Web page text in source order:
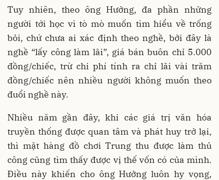
Tuy nhiên, theo ông Hưởng, đa phần những
người tới học vì tò mò muốn tìm hiểu về trống
bỏi, chứ chưa ai xác định theo nghề, bởi đây là
nghề “lấy công làm lãi”, giá bán buôn chỉ 5.000
đồng/chiếc, trừ chi phí tính ra chỉ lãi vài trăm
đồng/chiếc nên nhiều người không muốn theo
đuổi nghề này.
Nhiều năm gần đây, khi các giá trị văn hóa
truyền thống được quan tâm và phát huy trở lại,
thì mặt hàng đồ chơi Trung thu được làm thủ
công cũng tìm thấy được vị thế vốn có của mình.
Điều này khiến cho ông Hưởng luôn hy vọng,